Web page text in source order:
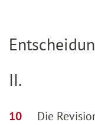
II.
Die